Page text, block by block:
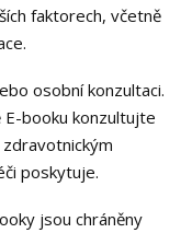
faktorech, včetně
osobní konzultaci.
E-booku konzultujte
poskytuje.
jsou chráněny